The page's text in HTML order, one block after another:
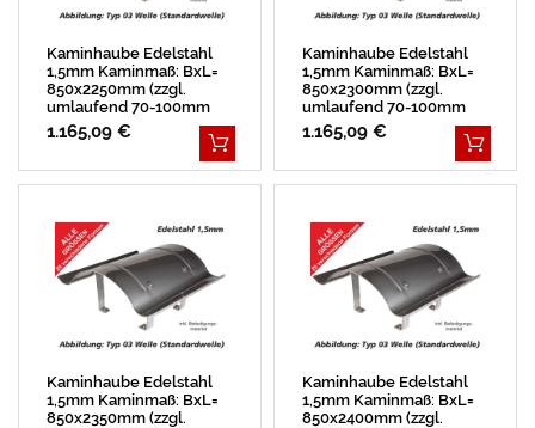
Kaminhaube Edelstahl
1,5mm Kaminmaß: BxL=
850x2250mm (zzgl.
umlaufend 70-100mm
Überstand)
1.165,09 €
Kaminhaube Edelstahl
1,5mm Kaminmaß: BxL=
850x2300mm (zzgl.
umlaufend 70-100mm
Überstand)
1.165,09 €
Kaminhaube Edelstahl
1,5mm Kaminmaß: BxL=
850x2350mm (zzgl.
Kaminhaube Edelstahl
1,5mm Kaminmaß: BxL=
850x2400mm (zzgl.